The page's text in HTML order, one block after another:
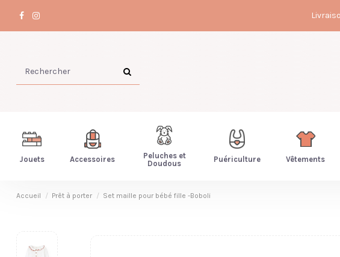
Jouets Accessoires
Peluches et
Doudous
Puériculture Vêtements
Accueil Prêt à porter Set maille pour bébé fille -Boboli